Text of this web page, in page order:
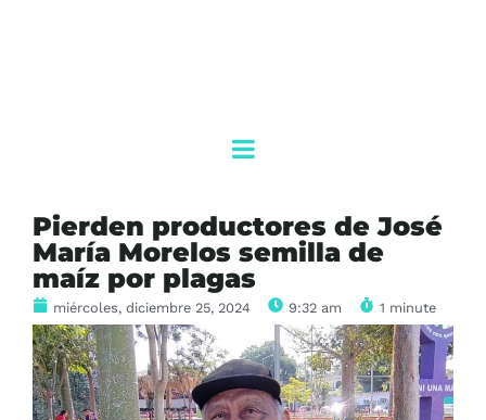
Pierden productores de José
María Morelos semilla de
maíz por plagas
miércoles, diciembre 25, 2024 9:32 am 1 minute